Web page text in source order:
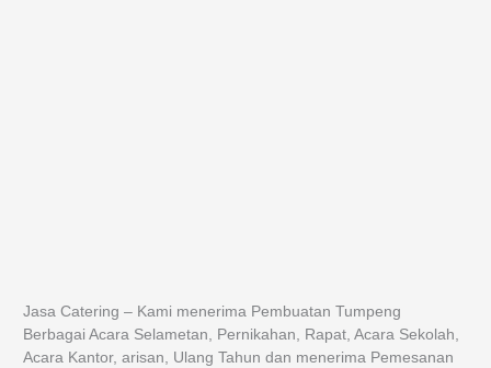
Jasa Catering – Kami menerima Pembuatan Tumpeng
Berbagai Acara Selametan, Pernikahan, Rapat, Acara Sekolah,
Acara Kantor, arisan, Ulang Tahun dan menerima Pemesanan